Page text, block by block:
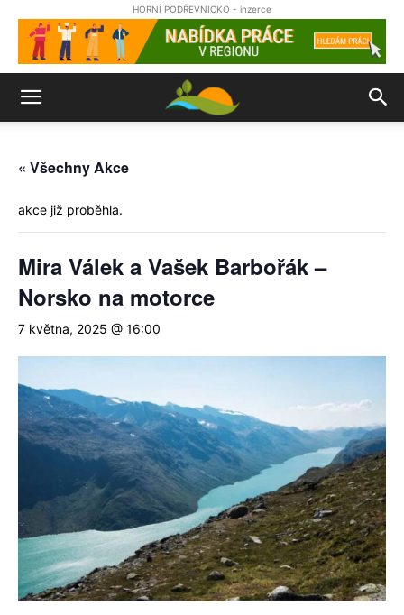
HORNÍ PODŘEVNICKO - inzerce
« Všechny Akce
akce již proběhla.
Mira Válek a Vašek Barbořák –
Norsko na motorce
7 května, 2025 @ 16:00